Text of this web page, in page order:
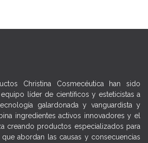
Christina Cosmecéutica han sido
líder de científicos y esteticistas a
galardonada y vanguardista y
ingredientes activos innovadores y el
creando productos especializados para
abordan las causas y consecuencias